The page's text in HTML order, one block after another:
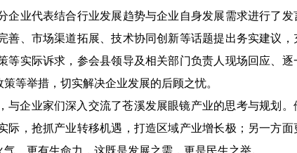
业代表结合行业发展趋势与企业自身发展需求进行了
、市场渠道拓展、技术协同创新等话题提出务实建议
实际诉求，参会县领导及相关部门负责人现场回应、逐
等举措，切实解决企业发展的后顾之忧。
企业家们深入交流了苍溪发展眼镜产业的思考与规划
，抢抓产业转移机遇，打造区域产业增长极；另一方
、更有生命力，这既是发展之需，更是民生之举。